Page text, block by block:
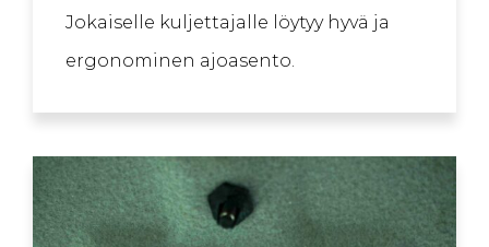
Jokaiselle kuljettajalle löytyy hyvä ja
ergonominen ajoasento.